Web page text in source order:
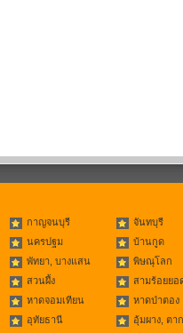
กาญจนบุรี
จันทบุรี
นครปฐม
บ้านกูด
พัทยา, บางแสน
พิษณุโลก
สวนผึ้ง
สามร้อยยอ
หาดจอมเทียน
หาดป่าตอง
อุทัยธานี
อุ้มผาง, ตาก